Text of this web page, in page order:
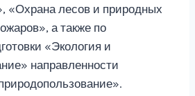
«Охрана лесов и природных
а также по
«Экология и
направленности